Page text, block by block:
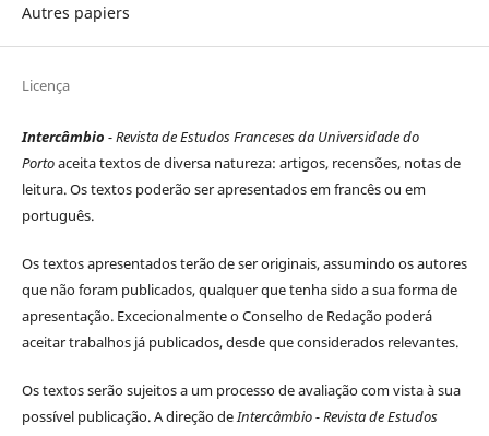
Autres papiers
Licença
Intercâmbio - Revista de Estudos Franceses da Universidade do
Portoaceita textos de diversa natureza: artigos, recensões, notas de
leitura. Os textos poderão ser apresentados em francês ou em
português.
Os textos apresentados terão de ser originais, assumindo os autores
que não foram publicados, qualquer que tenha sido a sua forma de
apresentação. Excecionalmente o Conselho de Redação poderá
aceitar trabalhos já publicados, desde que considerados relevantes.
Os textos serão sujeitos a um processo de avaliação com vista à sua
possível publicação. A direção deIntercâmbio - Revista de Estudos